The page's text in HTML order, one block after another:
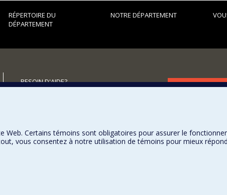
RÉPERTOIRE DU
DÉPARTEMENT
NOTRE DÉPARTEMENT
BESOIN D'AIDE?
FACULTÉ DES
Nos programmes et
Web. Certains témoins sont obligatoires pour assurer le
vous consentez à notre utilisation de témoins pour mieux